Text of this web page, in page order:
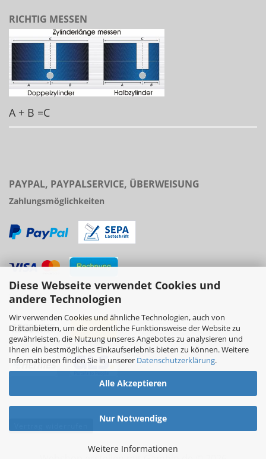
Diese Webseite verwendet Cookies und
andere Technologien
Wir verwenden Cookies und ähnliche Technologien, auch von
Drittanbietern, um die ordentliche Funktionsweise der Website zu
gewährleisten, die Nutzung unseres Angebotes zu analysieren und
Ihnen ein bestmögliches Einkaufserlebnis bieten zu können. Weitere
Informationen finden Sie in unserer Datenschutzerklärung.
Alle Akzeptieren
Nur Notwendige
Weitere Informationen
RICHTIG MESSEN
A + B =C
PAYPAL, PAYPALSERVICE, ÜBERWEISUNG
Zahlungsmöglichkeiten
Versand